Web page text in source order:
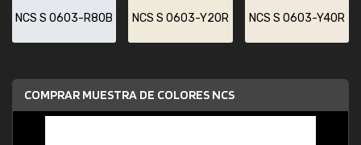
NCS S 0603-R80B NCS S 0603-Y20R NCS S 0603-Y40R
COMPRAR MUESTRA DE COLORES NCS